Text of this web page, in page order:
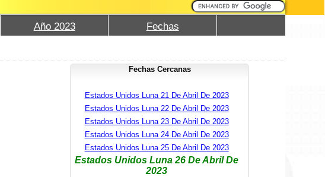
Año 2023 Fechas
Fechas Cercanas
Estados Unidos Luna 21 De Abril De 2023
Estados Unidos Luna 22 De Abril De 2023
Estados Unidos Luna 23 De Abril De 2023
Estados Unidos Luna 24 De Abril De 2023
Estados Unidos Luna 25 De Abril De 2023
Estados Unidos Luna 26 De Abril De
2023